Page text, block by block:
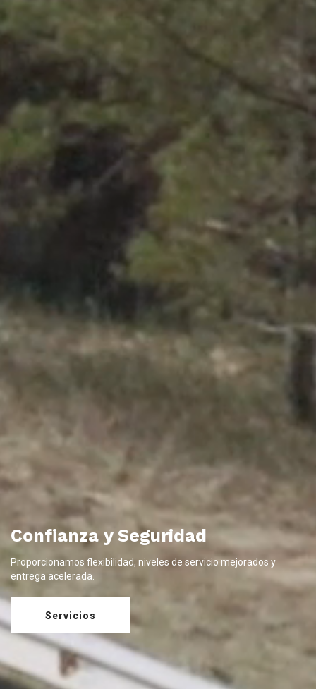
Confianza y Seguridad
Proporcionamos flexibilidad, niveles de servicio mejorados y
entrega acelerada.
Servicios